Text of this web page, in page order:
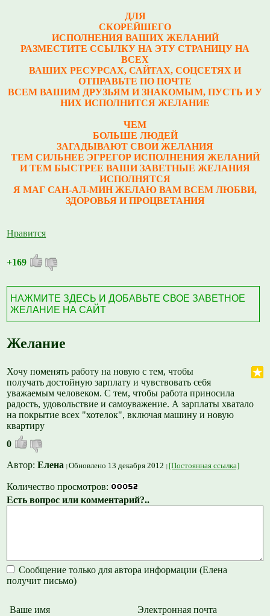
ДЛЯ
СКОРЕЙШЕГО
ИСПОЛНЕНИЯ ВАШИХ ЖЕЛАНИЙ
РАЗМЕСТИТЕ ССЫЛКУ НА ЭТУ СТРАНИЦУ НА
ВСЕХ
ВАШИХ РЕСУРСАХ, САЙТАХ, СОЦСЕТЯХ И
ОТПРАВЬТЕ ПО ПОЧТЕ
ВСЕМ ВАШИМ ДРУЗЬЯМ И ЗНАКОМЫМ, ПУСТЬ И У
НИХ ИСПОЛНИТСЯ ЖЕЛАНИЕ
ЧЕМ
БОЛЬШЕ ЛЮДЕЙ
ЗАГАДЫВАЮТ СВОИ ЖЕЛАНИЯ
ТЕМ СИЛЬНЕЕ ЭГРЕГОР ИСПОЛНЕНИЯ ЖЕЛАНИЙ
И ТЕМ БЫСТРЕЕ ВАШИ ЗАВЕТНЫЕ ЖЕЛАНИЯ
ИСПОЛНЯТСЯ
Я МАГ САН-АЛ-МИН ЖЕЛАЮ ВАМ ВСЕМ ЛЮБВИ,
ЗДОРОВЬЯ И ПРОЦВЕТАНИЯ
Нравится
+169
НАЖМИТЕ ЗДЕСЬ И ДОБАВЬТЕ СВОЕ ЗАВЕТНОЕ
ЖЕЛАНИЕ НА САЙТ
Желание
Хочу поменять работу на новую с тем, чтобы
получать достойную зарплату и чувствовать себя
уважаемым человеком. С тем, чтобы работа приносила
радость, удовольствие и самоуважение. А зарплаты хватало
на покрытие всех "хотелок", включая машину и новую
квартиру
0
Автор:Елена Обновлено 13 декабря 2012 [Постоянная ссылка]
Количество просмотров:
Есть вопрос или комментарий?..
Сообщение только для автора информации (Елена
получит письмо)
Ваше имя Электронная почта